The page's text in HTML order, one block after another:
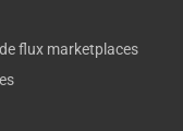
flux marketplaces